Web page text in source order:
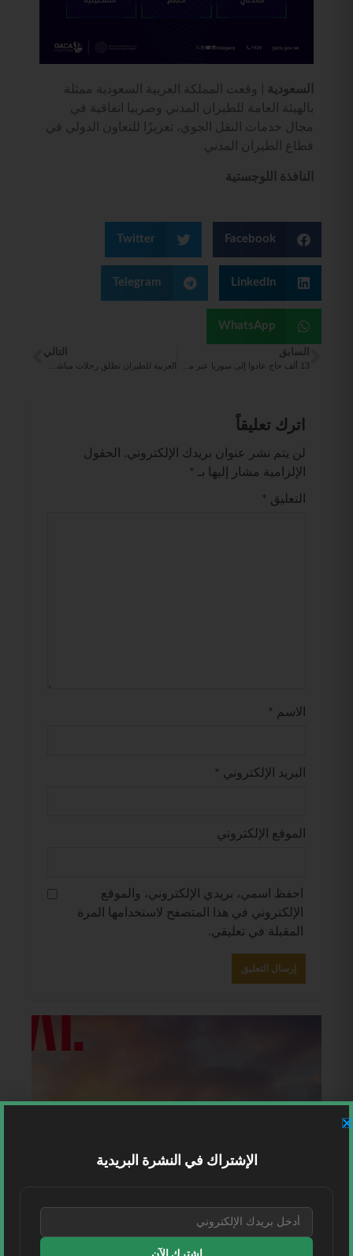
السعودية | وقعت المملكة العربية السعودية ممثلة
بالهيئة العامة للطيران المدني وصربيا اتفاقية في
مجال خدمات النقل الجوي، تعزيزًا للتعاون الدولي في
قطاع ‎الطيران المدني.
النافذة اللوجستية
Facebook
Twitter
LinkedIn
Telegram
WhatsApp
السابق التالي
اترك تعليقاً
لن يتم نشر عنوان بريدك الإلكتروني.
الحقول
الإلزامية مشار إليها بـ
*
التعليق *
الاسم *
البريد الإلكتروني *
الموقع الإلكتروني
احفظ اسمي، بريدي الإلكتروني، والموقع
الإلكتروني في هذا المتصفح لاستخدامها المرة
المقبلة في تعليقي.
الإشتراك في النشرة البريدية